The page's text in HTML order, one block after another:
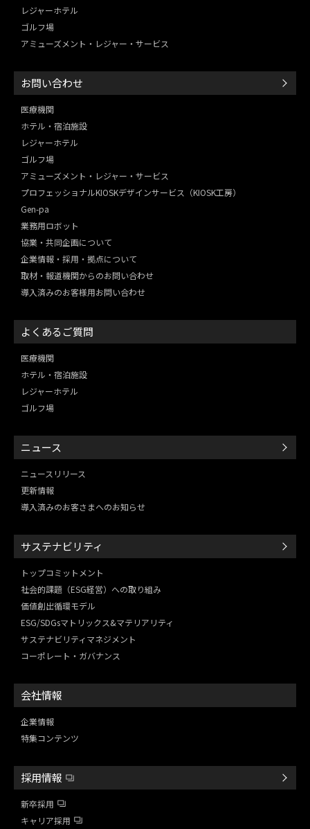
レジャーホテル
ゴルフ場
アミューズメント・レジャー・ サービス
お問い合わせ
医療機関
ホテル・宿泊施設
レジャーホテル
ゴルフ場
アミューズメント・レジャー・ サービス
プロフェッショナルKIOSKデザインサービス（KIOSK工房）
Gen-pa
業務用ロボット
協業・共同企画について
企業情報・採用・拠点について
取材・報道機関からのお問い合わせ
導入済みのお客様用お問い合わせ
よくあるご質問
医療機関
ホテル・宿泊施設
レジャーホテル
ゴルフ場
ニュース
ニュースリリース
更新情報
導入済みのお客さまへのお知らせ
サステナビリティ
トップコミットメント
社会的課題（ESG経営） への取り組み
価値創出循環モデル
ESG/SDGsマトリックス&マテリアリティ
サステナビリティマネジメント
コーポレート・ガバナンス
会社情報
企業情報
特集コンテンツ
採用情報
新卒採用
キャリア採用